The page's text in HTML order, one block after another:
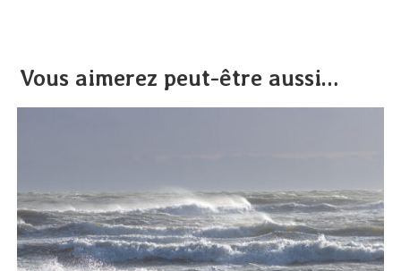
Vous aimerez peut-être aussi…